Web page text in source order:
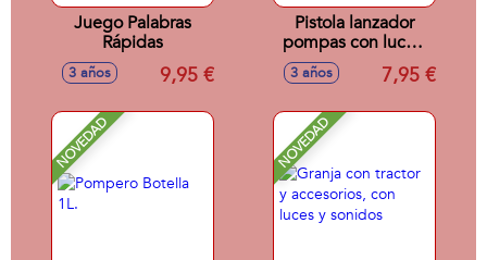
Juego Palabras
Rápidas
3 años 9,95 €
Pistola lanzador
pompas con luces,
botella 60 ml.
3 años 7,95 €
NOVEDAD NOVEDAD